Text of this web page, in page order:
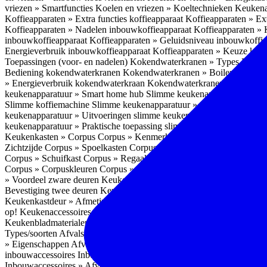
vriezen » Smartfuncties Koelen en vriezen » Koeltechnieken
Koffieapparaten » Extra functies koffieapparaat Koffieapparaten »
Koffieapparaten » Nadelen inbouwkoffieapparaat Koffieapparaten »
inbouwkoffieapparaat Koffieapparaten » Geluidsniveau
Energieverbruik inbouwkoffieapparaat Koffieapparaten » Keuze
Toepassingen (voor- en nadelen) Kokendwaterkranen » Types
Bediening kokendwaterkranen Kokendwaterkranen » Boilers
» Energieverbruik kokendwaterkraan Kokendwaterkranen »
keukenapparatuur » Smart home hub Slimme keukenapparatuur »
Slimme koffiemachine Slimme keukenapparatuur » Slimme stekker
keukenapparatuur » Uitvoeringen slimme keukenapparatuur
keukenapparatuur » Praktische toepassing slimme keukenapparatuur
Keukenkasten » Corpus Corpus » Kenmerken
Zichtzijde Corpus » Spoelkasten Corpus » Soorten keukenkasten
Corpus » Schuifkast Corpus » Regaalkast
Corpus » Corpuskleuren Corpus » Corpus in kleur
» Voordeel zware deuren Keukenkasten » Kastindeling
Bevestiging twee deuren Keukenkastdeur » Vaatwasserdeur
Keukenkastdeur » Afmetingen
op! KeukenaccessoiresKeukenaccessoires » Achterwanden
Keukenbladmaterialen als achterwand
Types/soorten Afvalsystemen » Installatie
» Eigenschappen Afvalsystemen » Inhoud
inbouwaccessoires Inbouwaccessoires » Bestek- en ladeindelingen